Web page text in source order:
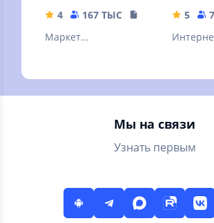
4 167 ТЫС
89.01 MB
Маркет
Выгодные покупки
онлайн с
5
Мы на связи
Узнать первым